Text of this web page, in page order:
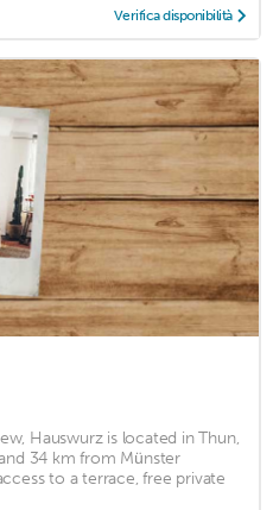
Verifica disponibilità
Hauswurz is located in Thun,
34 km from Münster
to a terrace, free private